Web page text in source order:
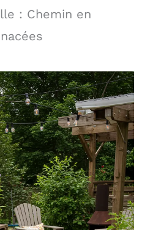
: Chemin en